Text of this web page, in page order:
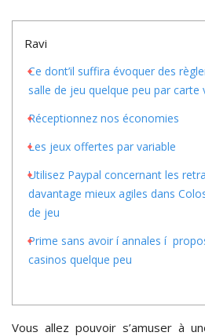
Ravi
Ce dont’il suffira évoquer des
salle de jeu quelque peu par carte
Réceptionnez nos économies
Les jeux offertes par variable
Utilisez Paypal concernant les
davantage mieux agiles dans
de jeu
Prime sans avoir í annales í
casinos quelque peu
Vous allez pouvoir s’amuser à